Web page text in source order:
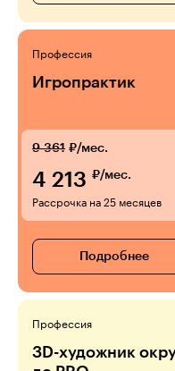
Профессия
Игропрактик
9 361 ₽/мес.
4 213 ₽/мес.
Рассрочка на 25 месяцев
Подробнее
Профессия
3D-художник